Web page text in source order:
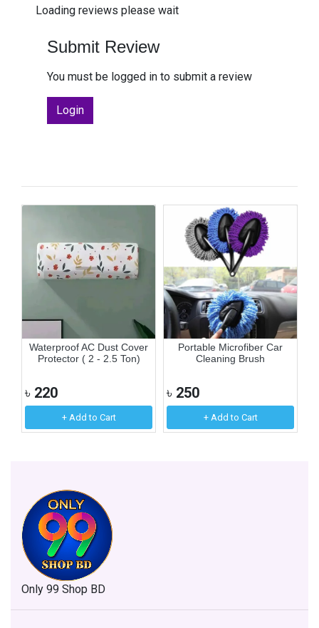
Loading reviews please wait
Submit Review
You must be logged in to submit a review
Login
Waterproof AC Dust Cover
Protector ( 2 - 2.5 Ton)
৳ 220
+ Add to Cart
Portable Microfiber Car
Cleaning Brush
৳ 250
+ Add to Cart
Only 99 Shop BD